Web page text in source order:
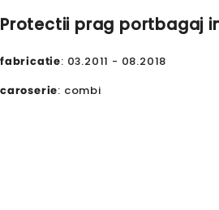
Protectii prag portbagaj
fabricatie: 03.2011 - 08.2018
caroserie: combi